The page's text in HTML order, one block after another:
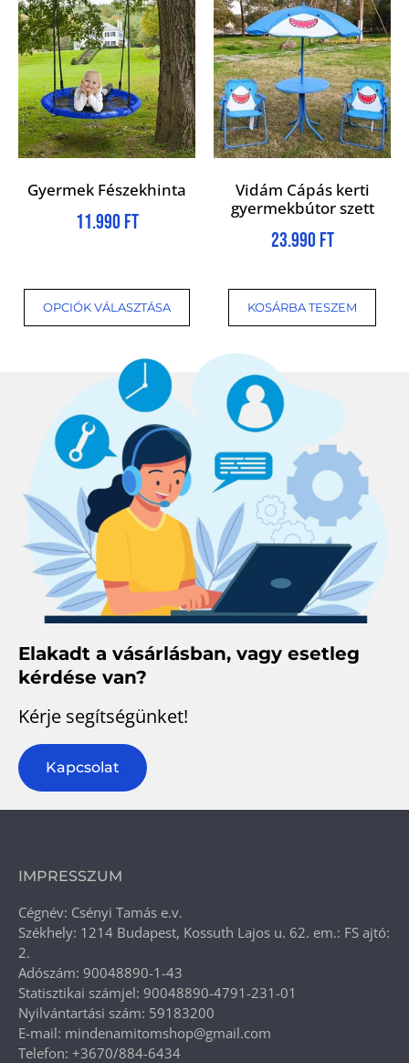
Gyermek Fészekhinta
11.990 Ft
OPCIÓK VÁLASZTÁSA
Vidám Cápás kerti
gyermekbútor szett
23.990 Ft
KOSÁRBA TESZEM
Elakadt a vásárlásban, vagy esetleg
kérdése van?
Kérje segítségünket!
Kapcsolat
IMPRESSZUM
Cégnév: Csényi Tamás e.v.
Székhely: 1214 Budapest, Kossuth Lajos u. 62. em.: FS ajtó:
2.
Adószám: 90048890-1-43
Statisztikai számjel: 90048890-4791-231-01
Nyilvántartási szám: 59183200
E-mail: mindenamitomshop@gmail.com
Telefon: +3670/884-6434